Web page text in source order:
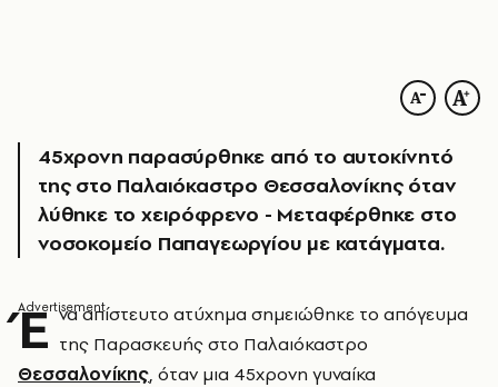
45χρονη παρασύρθηκε από το αυτοκίνητό
της στο Παλαιόκαστρο Θεσσαλονίκης όταν
λύθηκε το χειρόφρενο - Μεταφέρθηκε στο
νοσοκομείο Παπαγεωργίου με κατάγματα.
Έ να απίστευτο ατύχημα σημειώθηκε το απόγευμα
της Παρασκευής στο Παλαιόκαστρο
Θεσσαλονίκης, όταν μια 45χρονη γυναίκα